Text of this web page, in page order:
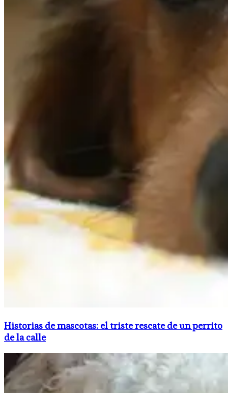
Historias de mascotas: el triste rescate de un perrito
de la calle